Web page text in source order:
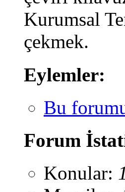
Kurumsal
çekmek.
Eylemler:
Bu
Forum
Konular: 1